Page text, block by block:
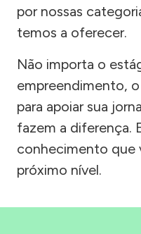
por nossas
temos a oferecer.
Não importa o
empreendimento,
para apoiar sua
fazem a diferença.
conhecimento que
próximo nível.